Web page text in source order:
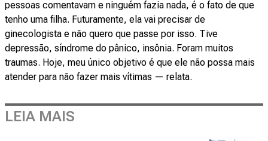
pessoas comentavam e ninguém fazia nada, é o fato de que
tenho uma filha. Futuramente, ela vai precisar de
ginecologista e não quero que passe por isso. Tive
depressão, síndrome do pânico, insônia. Foram muitos
traumas. Hoje, meu único objetivo é que ele não possa mais
atender para não fazer mais vítimas — relata.
LEIA MAIS